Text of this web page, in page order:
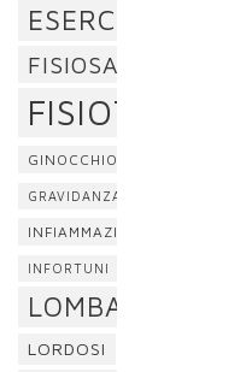
ESERCIZI
FISIOSAN
FISIOTERAPIA
GINOCCHIO
GRAVIDANZA
INFIAMMAZIONE
INFORTUNI
LOMBALGIA
LORDOSI